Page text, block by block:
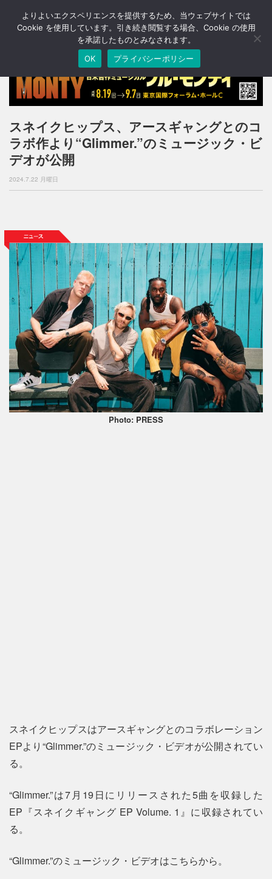
T
o
n
a
v
g
a
n
スネイクヒップス、アースギャングとのコ
ラボ作より“Glimmer.”のミュージック・ビ
デオが公開
2024.7.22 月曜日
Photo: PRESS
スネイクヒップスはアースギャングとのコラボレーション
EPより“Glimmer.”のミュージック・ビデオが公開されてい
る。
“Glimmer.”は7月19日にリリースされた5曲を収録した
EP『スネイクギャング EP Volume. 1』に収録されてい
る。
“Glimmer.”のミュージック・ビデオはこちらから。
よりよいエクスペリエンスを提供するため、当ウェブサイトでは
Cookie を使用しています。引き続き閲覧する場合、Cookie の使用
を承諾したものとみなされます。
OK
プライバシーポリシー